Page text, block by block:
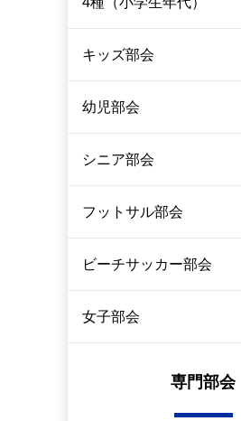
キッズ部会
幼児部会
シニア部会
フットサル部会
ビーチサッカー部会
女子部会
専門部会